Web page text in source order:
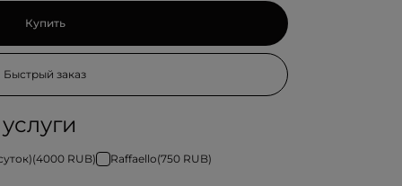
Купить
Быстрый заказ
(4000RUB) Raffaello(750RUB)